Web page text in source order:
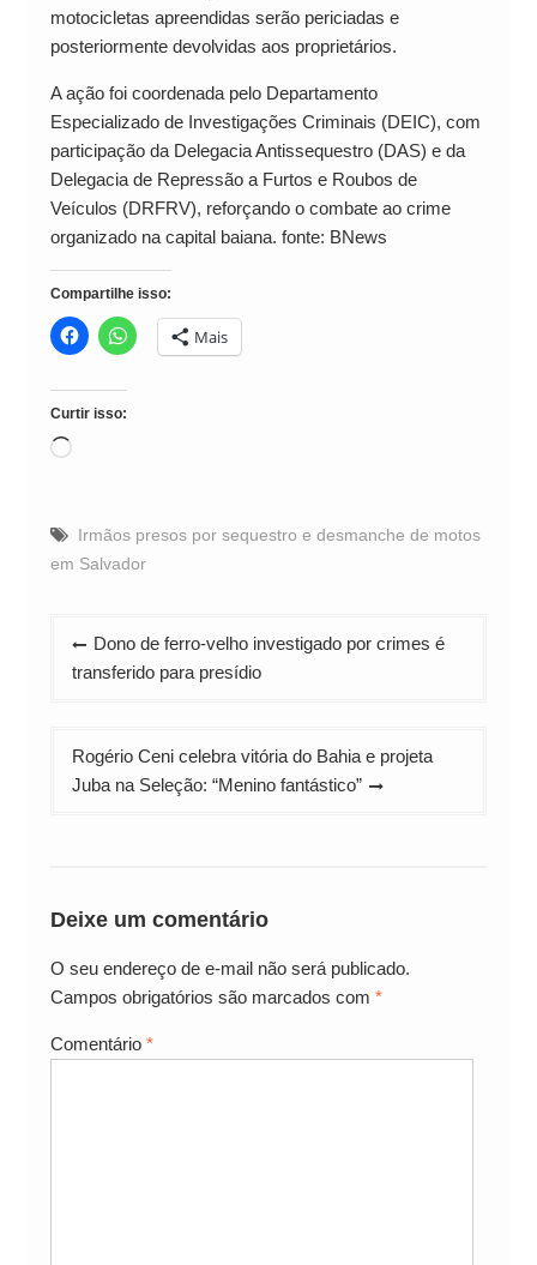
motocicletas apreendidas serão periciadas e
posteriormente devolvidas aos proprietários.
A ação foi coordenada pelo Departamento
Especializado de Investigações Criminais (DEIC), com
participação da Delegacia Antissequestro (DAS) e da
Delegacia de Repressão a Furtos e Roubos de
Veículos (DRFRV), reforçando o combate ao crime
organizado na capital baiana. fonte: BNews
Compartilhe isso:
Mais
Curtir isso:
Carregando...
Irmãos presos por sequestro e desmanche de motos
em Salvador
Navegação
de
Dono de ferro-velho investigado por crimes é
transferido para presídio
Rogério Ceni celebra vitória do Bahia e projeta
Juba na Seleção: “Menino fantástico”
Deixe um comentário
O seu endereço de e-mail não será publicado.
Campos obrigatórios são marcados com *
Comentário *